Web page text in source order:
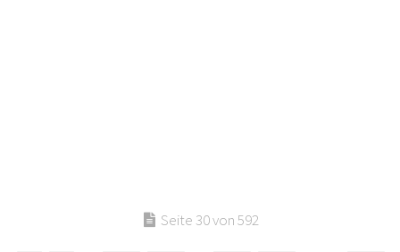
Seite 30 von 592